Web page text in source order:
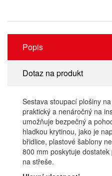
Popis
Dotaz na produkt
Sestava stoupací plošiny
praktický a nenáročný na
umožňuje bezpečný a
hladkou krytinou, jako je
břidlice, plastové šablony
800 mm poskytuje
na střeše.